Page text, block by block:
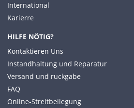
International
Karierre
HILFE NÖTIG?
Kontaktieren Uns
Instandhaltung und Reparatur
Versand und ruckgabe
FAQ
Online-Streitbeilegung